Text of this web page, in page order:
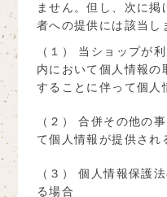
ません。但し、次に
者への提供には該当し
（１） 当ショップが
内において個人情報
することに伴って個人
（２） 合併その他の
て個人情報が提供され
（３） 個人情報保護
る場合